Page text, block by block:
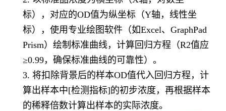
标），对应的OD值为纵坐标（Y轴，线性坐
标），使用专业绘图软件（如Excel、GraphPad
Prism）绘制标准曲线，计算回归方程（R2值应
≥0.99，确保标准曲线的可靠性）。
3. 将扣除背景后的样本OD值代入回归方程，计
算出样本中[检测指标]的初步浓度，再根据样本
的稀释倍数计算出样本的实际浓度。